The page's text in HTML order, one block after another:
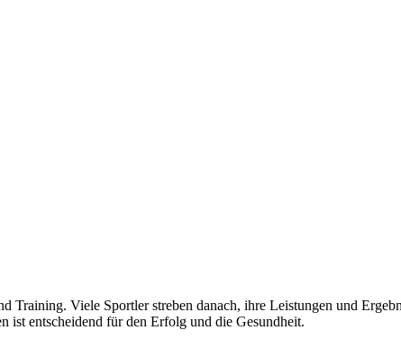
Viele Sportler streben danach, ihre Leistungen und
ist entscheidend für den Erfolg und die Gesundheit.